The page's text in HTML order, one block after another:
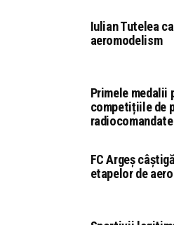
Iulian Tutelea
aeromodelism
Primele medalii
competițiile de
radiocomandate
FC Argeș
etapelor de